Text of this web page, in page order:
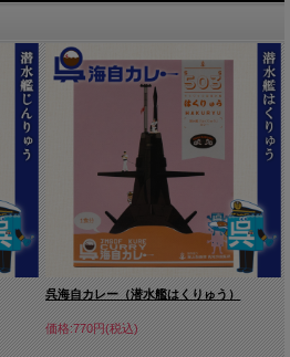
呉海自カレー（潜水艦はくりゅう）
価格:770円(税込)